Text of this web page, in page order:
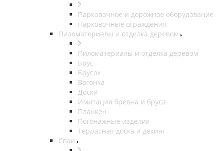
Парковочное и дорожное оборудование
Парковочные ограждения
Пиломатериалы и отделка деревом
Пиломатериалы и отделка деревом
Брус
Брусок
Вагонка
Доски
Имитация бревна и бруса
Планкен
Погонажные изделия
Террасная доска и декинг
Сваи